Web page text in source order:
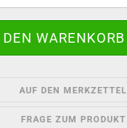
AUF DEN MERKZETTEL
FRAGE ZUM PRODUKT